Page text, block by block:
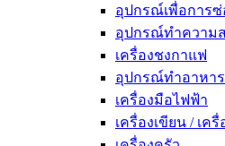
อุปกรณ์เพื่อการซ่
อุปกรณ์ทำความ
เครื่องชงกาแฟ
อุปกรณ์ทำอาหาร
เครื่องมือไฟฟ้า
เครื่องเขียน / เค